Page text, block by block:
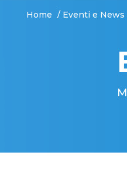
Home / Eventi e News